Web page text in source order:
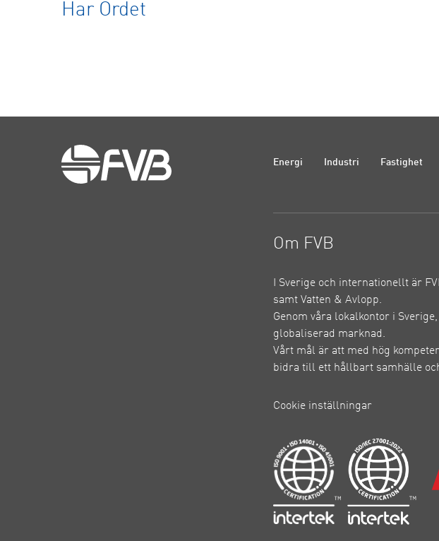
Har Ordet
Energi Industri Fastighet
Om FVB
I Sverige och internationellt är
samt Vatten & Avlopp.
Genom våra lokalkontor i
globaliserad marknad.
Vårt mål är att med hög
bidra till ett hållbart samhälle
Cookie inställningar